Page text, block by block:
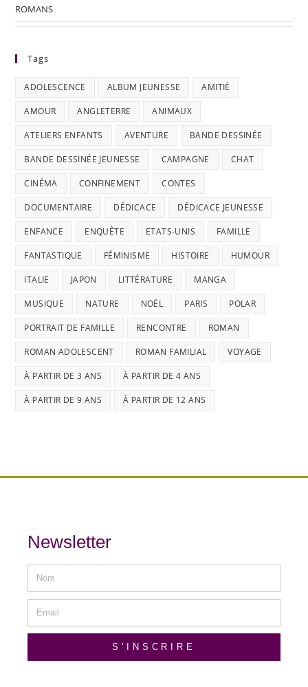
ROMANS
Tags
ADOLESCENCE ALBUM JEUNESSE AMITIÉ
AMOUR ANGLETERRE ANIMAUX
ATELIERS ENFANTS AVENTURE BANDE DESSINÉE
BANDE DESSINÉE JEUNESSE CAMPAGNE CHAT
CINÉMA CONFINEMENT CONTES
DOCUMENTAIRE DÉDICACE DÉDICACE JEUNESSE
ENFANCE ENQUÊTE ETATS-UNIS FAMILLE
FANTASTIQUE FÉMINISME HISTOIRE HUMOUR
ITALIE JAPON LITTÉRATURE MANGA
MUSIQUE NATURE NOËL PARIS POLAR
PORTRAIT DE FAMILLE RENCONTRE ROMAN
ROMAN ADOLESCENT ROMAN FAMILIAL VOYAGE
À PARTIR DE 3 ANS À PARTIR DE 4 ANS
À PARTIR DE 9 ANS À PARTIR DE 12 ANS
Newsletter
S'INSCRIRE